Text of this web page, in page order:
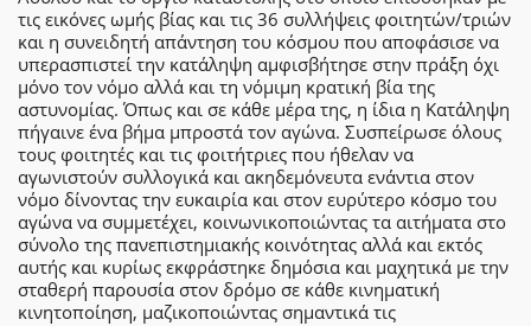
τις εικόνες ωμής βίας και τις 36 συλλήψεις φοιτητών/τριών
και η συνειδητή απάντηση του κόσμου που αποφάσισε να
υπερασπιστεί την κατάληψη αμφισβήτησε στην πράξη όχι
μόνο τον νόμο αλλά και τη νόμιμη κρατική βία της
αστυνομίας. Όπως και σε κάθε μέρα της, η ίδια η Κατάληψη
πήγαινε ένα βήμα μπροστά τον αγώνα. Συσπείρωσε όλους
τους φοιτητές και τις φοιτήτριες που ήθελαν να
αγωνιστούν συλλογικά και ακηδεμόνευτα ενάντια στον
νόμο δίνοντας την ευκαιρία και στον ευρύτερο κόσμο του
αγώνα να συμμετέχει, κοινωνικοποιώντας τα αιτήματα στο
σύνολο της πανεπιστημιακής κοινότητας αλλά και εκτός
αυτής και κυρίως εκφράστηκε δημόσια και μαχητικά με την
σταθερή παρουσία στον δρόμο σε κάθε κινηματική
κινητοποίηση, μαζικοποιώντας σημαντικά τις